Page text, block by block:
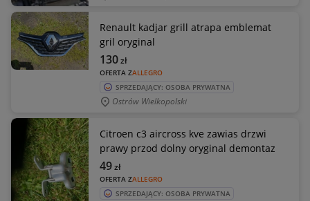
Renault kadjar grill atrapa emblemat
gril oryginal
OFERTA ZALLEGRO
130zł
SPRZEDAJĄCY: OSOBA PRYWATNA
Ostrów Wielkopolski
Citroen c3 aircross kve zawias drzwi
prawy przod dolny oryginal demontaz
OFERTA ZALLEGRO
49zł
SPRZEDAJĄCY: OSOBA PRYWATNA